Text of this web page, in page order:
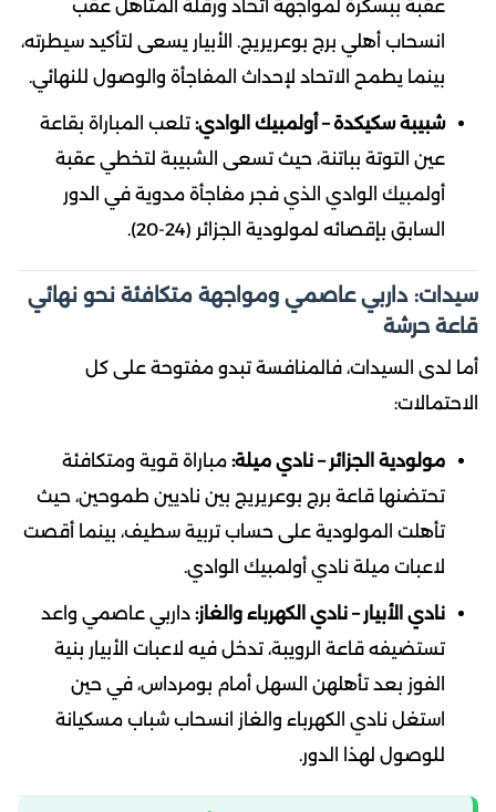
عقبة ببسكرة لمواجهة اتحاد ورقلة المتأهل عقب
انسحاب أهلي برج بوعريريج. الأبيار يسعى لتأكيد سيطرته،
بينما يطمح الاتحاد لإحداث المفاجأة والوصول للنهائي.
شبيبة سكيكدة – أولمبيك الوادي:تلعب المباراة بقاعة
عين التوتة بباتنة، حيث تسعى الشبيبة لتخطي عقبة
أولمبيك الوادي الذي فجر مفاجأة مدوية في الدور
السابق بإقصائه لمولودية الجزائر (24-20).
سيدات: داربي عاصمي ومواجهة متكافئة نحو نهائي
قاعة حرشة
أما لدى السيدات، فالمنافسة تبدو مفتوحة على كل
الاحتمالات:
مولودية الجزائر – نادي ميلة: مباراة قوية ومتكافئة
تحتضنها قاعة برج بوعريريج بين ناديين طموحين، حيث
تأهلت المولودية على حساب تربية سطيف، بينما أقصت
لاعبات ميلة نادي أولمبيك الوادي.
نادي الأبيار – نادي الكهرباء والغاز: داربي عاصمي واعد
تستضيفه قاعة الرويبة، تدخل فيه لاعبات الأبيار بنية
الفوز بعد تأهلهن السهل أمام بومرداس، في حين
استغل نادي الكهرباء والغاز انسحاب شباب مسكيانة
للوصول لهذا الدور.